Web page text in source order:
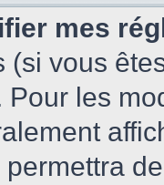
mes
(si vous
Pour les